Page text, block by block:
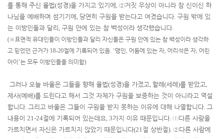
를 통해 주신 율법(성경)을 가지고 있기에 , ②거짓 우상이 아니라 참 신이신 하
나님을 예배하며 섬기기에 , 당연히 구원을 받는다고 여겼습니다. 구원 밖에 있
는 이방인들과 달리 , 구원 안에 있는 참 백성이라 생각했습니다.
(※표면적 유대인들이 이방인들과 달리 자신들은 구원 안에 있는 참 백성이라 생각하
고 믿었던 근거가 18-20절에 기록되어 있음. ‘맹인, 어둠에 있는 자, 어리석은 자, 어린
아이 ’는 모두 이방인들을 의미함)
그러나 오늘 바울은 그들을 향해 율법(성경)을 가졌고, 할례 (세례 )를 받았고,
제사(예배)를 드린다고 해서 그것 자체가 구원을 보증하는 것이 아니라고 역설
합니다. 그리고 바울은 그들이 구원을 받지 못하는 이유에 대해 나열합니다. 그
내용이 21-24절에 기록되어 있는데요, 3가지 이유 때문입니다. ①다른 사람을
가르치면서 자신은 가르치지 않았기 때문입니다(21절 상반절). ②다른 사람에